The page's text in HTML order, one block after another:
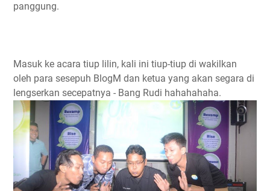
panggung.
Masuk ke acara tiup lilin, kali ini tiup-tiup di wakilkan
oleh para sesepuh BlogM dan ketua yang akan segara di
lengserkan secepatnya - Bang Rudi hahahahaha.